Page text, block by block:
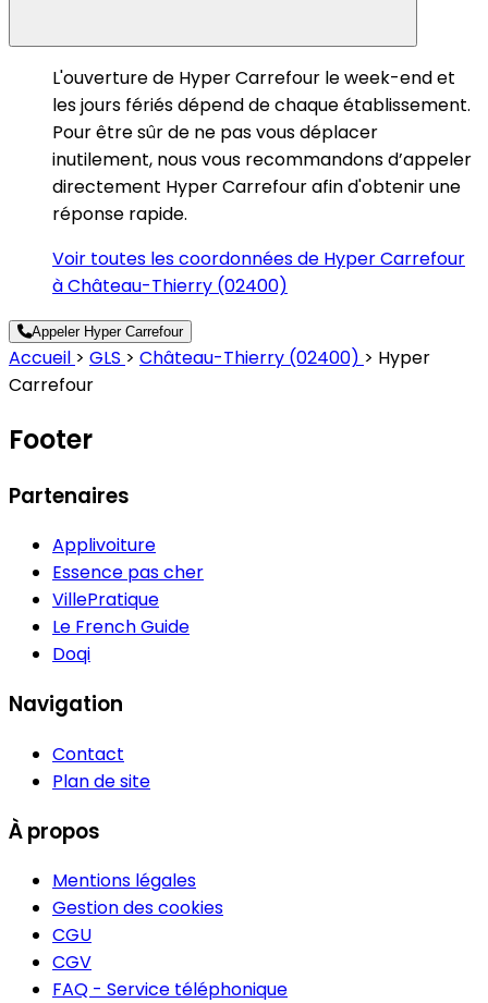
L'ouverture de Hyper Carrefour le week-end et
les jours fériés dépend de chaque établissement.
Pour être sûr de ne pas vous déplacer
inutilement, nous vous recommandons d’appeler
directement Hyper Carrefour afin d'obtenir une
réponse rapide.
Voir toutes les coordonnées de Hyper Carrefour
à Château-Thierry (02400)
Appeler Hyper Carrefour
Accueil > GLS > Château-Thierry (02400) > Hyper
Carrefour
Footer
Partenaires
Applivoiture
Essence pas cher
VillePratique
Le French Guide
Doqi
Navigation
Contact
Plan de site
À propos
Mentions légales
Gestion des cookies
CGU
CGV
FAQ - Service téléphonique